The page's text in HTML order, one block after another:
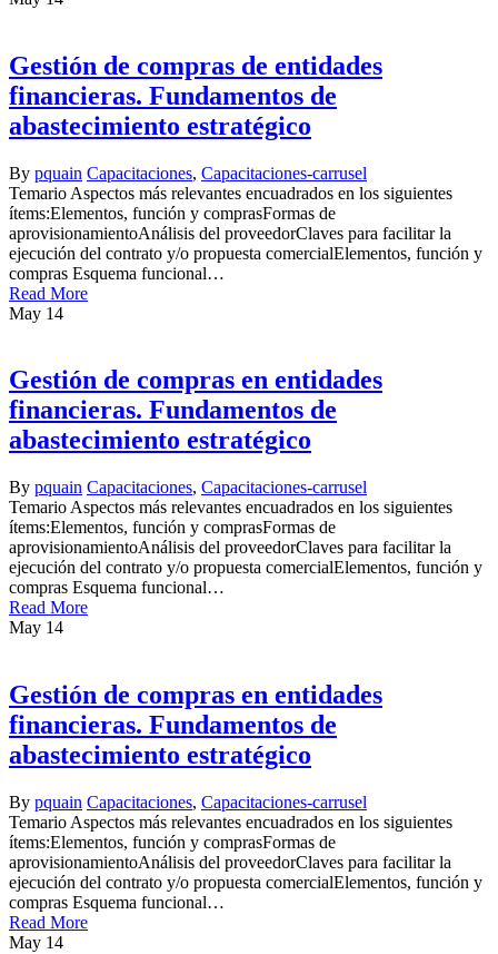
Gestión de compras de entidades
financieras. Fundamentos de
abastecimiento estratégico
By pquain Capacitaciones, Capacitaciones-carrusel
Temario Aspectos más relevantes encuadrados en los siguientes
ítems:Elementos, función y comprasFormas de
aprovisionamientoAnálisis del proveedorClaves para facilitar la
ejecución del contrato y/o propuesta comercialElementos, función y
compras Esquema funcional…
Read More
May 14
Gestión de compras en entidades
financieras. Fundamentos de
abastecimiento estratégico
By pquain Capacitaciones, Capacitaciones-carrusel
Temario Aspectos más relevantes encuadrados en los siguientes
ítems:Elementos, función y comprasFormas de
aprovisionamientoAnálisis del proveedorClaves para facilitar la
ejecución del contrato y/o propuesta comercialElementos, función y
compras Esquema funcional…
Read More
May 14
Gestión de compras en entidades
financieras. Fundamentos de
abastecimiento estratégico
By pquain Capacitaciones, Capacitaciones-carrusel
Temario Aspectos más relevantes encuadrados en los siguientes
ítems:Elementos, función y comprasFormas de
aprovisionamientoAnálisis del proveedorClaves para facilitar la
ejecución del contrato y/o propuesta comercialElementos, función y
compras Esquema funcional…
Read More
May 14